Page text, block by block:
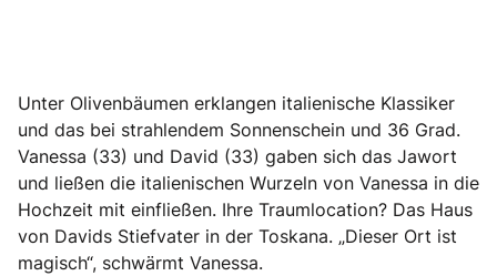
Unter Olivenbäumen erklangen italienische Klassiker
und das bei strahlendem Sonnenschein und 36 Grad.
Vanessa (33) und David (33) gaben sich das Jawort
und ließen die italienischen Wurzeln von Vanessa in die
Hochzeit mit einfließen. Ihre Traumlocation? Das Haus
von Davids Stiefvater in der Toskana. „Dieser Ort ist
magisch“, schwärmt Vanessa.